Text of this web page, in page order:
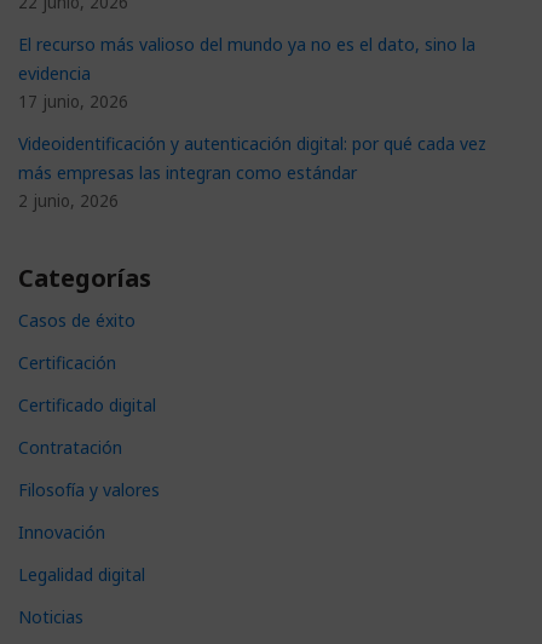
El recurso más valioso del mundo ya no es el dato, sino la
evidencia
17 junio, 2026
Videoidentificación y autenticación digital: por qué cada vez
más empresas las integran como estándar
2 junio, 2026
Categorías
Casos de éxito
Certificación
Certificado digital
Contratación
Filosofía y valores
Innovación
Legalidad digital
Noticias